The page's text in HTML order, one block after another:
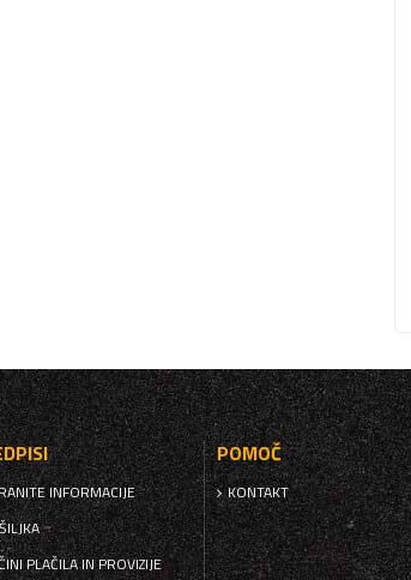
INFORMACIJE
PLAČILA IN PROVIZIJE
POMOČ
KONTAKT